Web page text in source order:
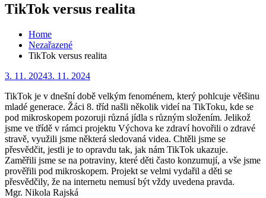
TikTok versus realita
Home
Nezařazené
TikTok versus realita
Posted
3. 11. 20243. 11. 2024
TikTok je v dnešní době velkým fenoménem, který pohlcuje většinu
mladé generace. Žáci 8. tříd našli několik videí na TikToku, kde se
pod mikroskopem pozoruji různá jídla s různým složením. Jelikož
jsme ve třídě v rámci projektu Výchova ke zdraví hovořili o zdravé
stravě, využili jsme některá sledovaná videa. Chtěli jsme se
přesvědčit, jestli je to opravdu tak, jak nám TikTok ukazuje.
Zaměřili jsme se na potraviny, které děti často konzumují, a vše jsme
prověřili pod mikroskopem. Projekt se velmi vydařil a děti se
přesvědčily, že na internetu nemusí být vždy uvedena pravda.
Mgr. Nikola Rajská